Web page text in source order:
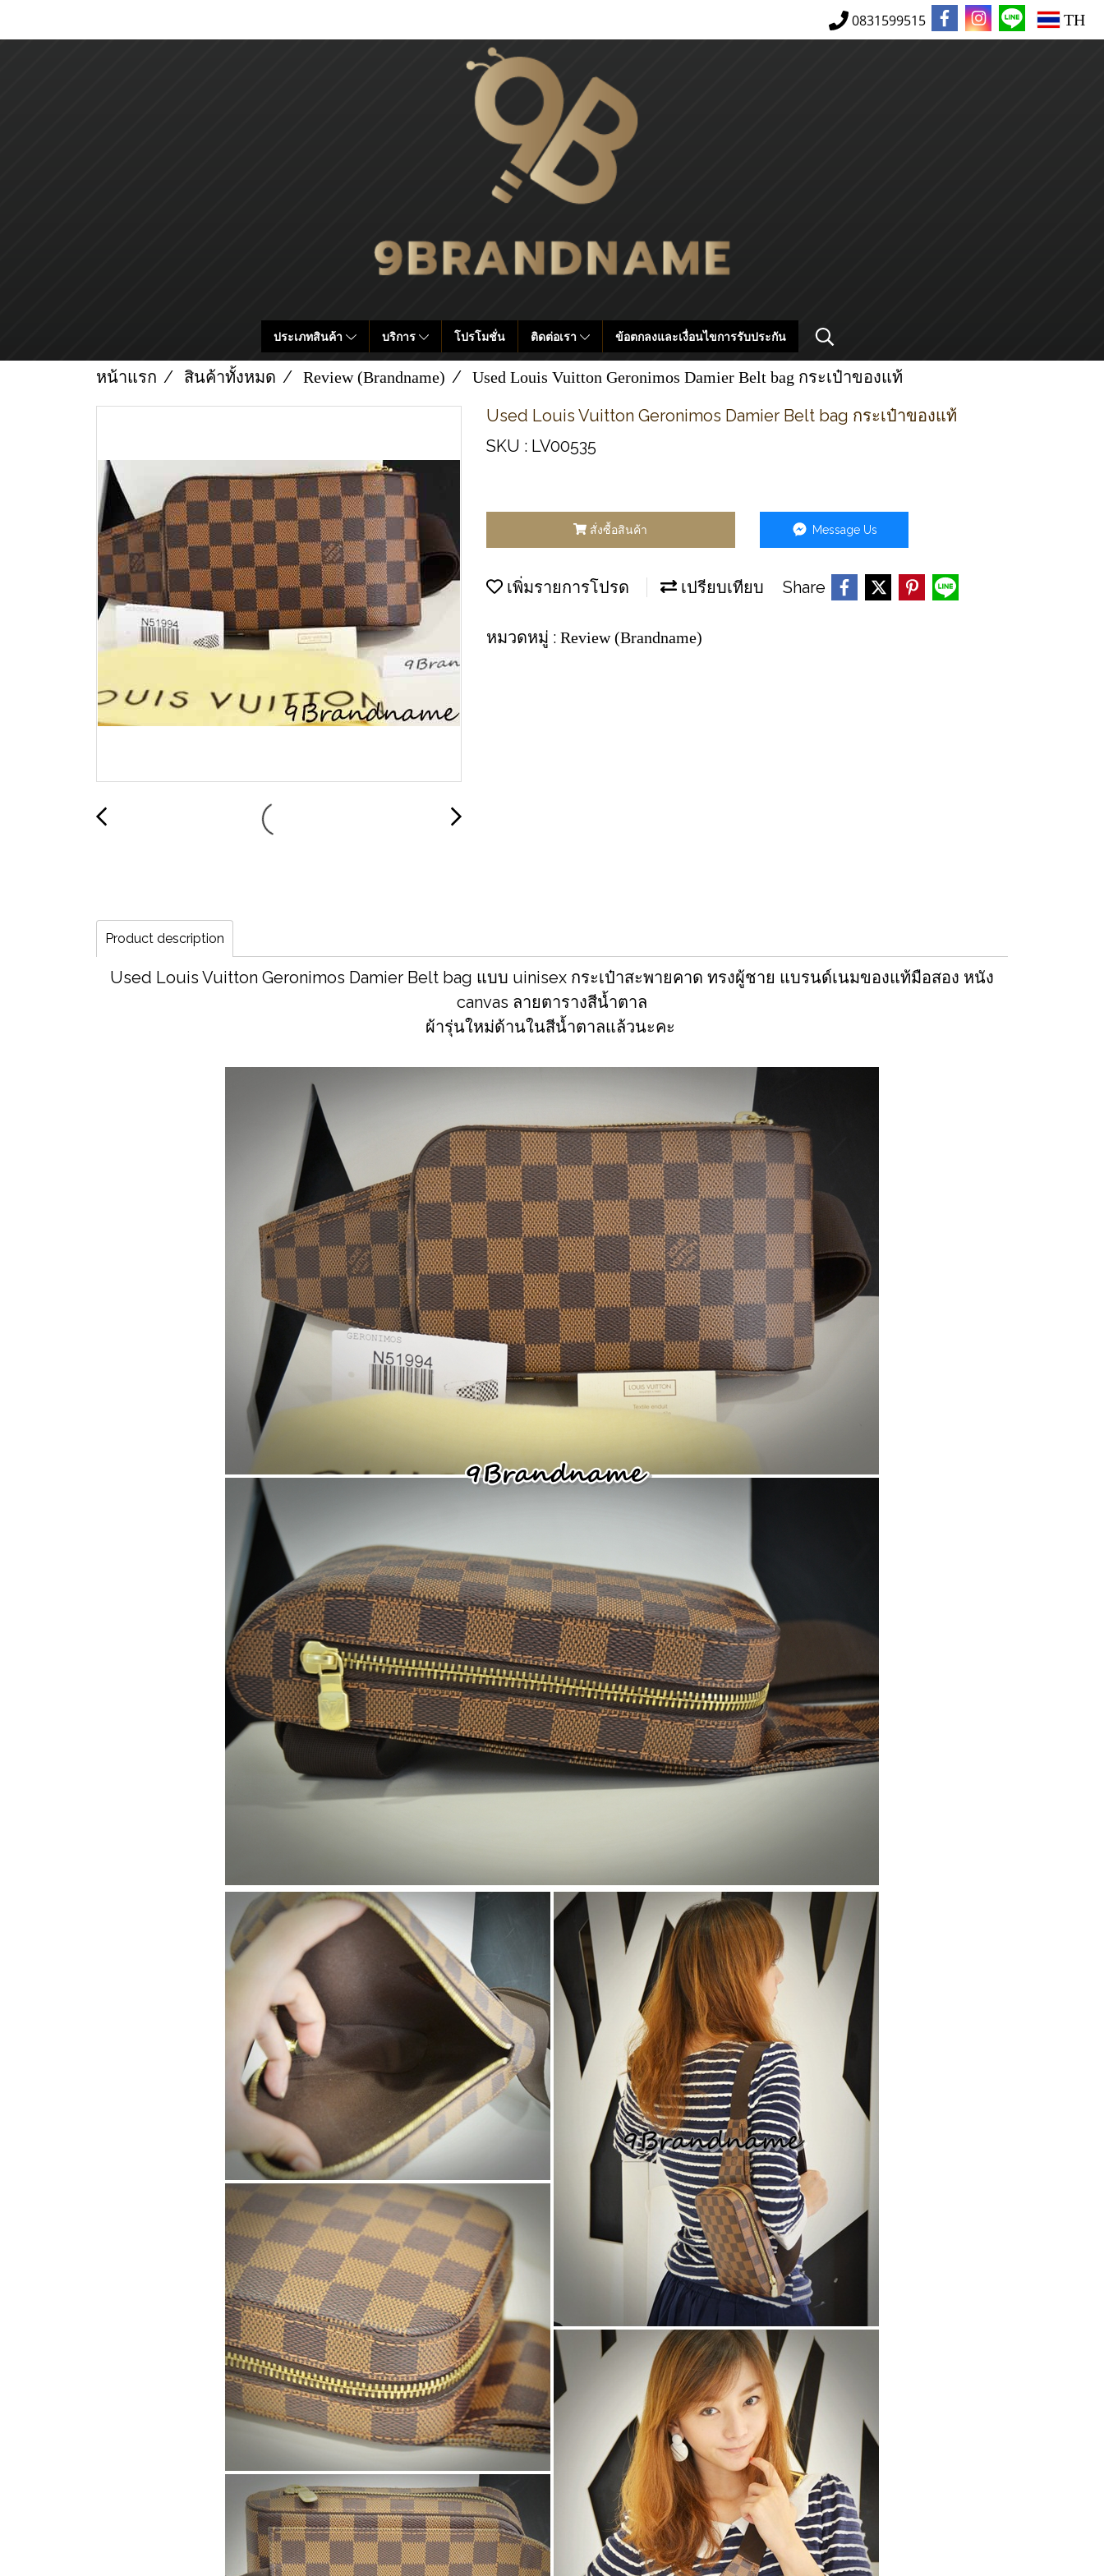
0831599515 TH
ประเภทสินค้า บริการ โปรโมชั่น ติดต่อเรา ข้อตกลงและเงื่อนไขการรับประกัน
หน้าแรก สินค้าทั้งหมด Review (Brandname) Used Louis Vuitton Geronimos Damier Belt bag กระเป๋าของแท้
Used Louis Vuitton Geronimos Damier Belt bag กระเป๋าของแท้
SKU : LV00535
สั่งซื้อสินค้า Message Us
เพิ่มรายการโปรด เปรียบเทียบ Share
หมวดหมู่ : Review (Brandname)
Product description
Used Louis Vuitton Geronimos Damier Belt bag แบบ uinisex กระเป๋าสะพายคาด ทรงผู้ชาย แบรนด์เนมของแท้มือสอง หนัง
canvas ลายตารางสีน้ำตาล
ผ้ารุ่นใหม่ด้านในสีน้ำตาลแล้วนะคะ